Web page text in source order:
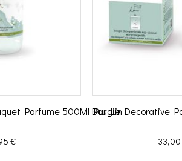
Parfume 500Ml Pur Lin
€
Bougie Decorative
Prix